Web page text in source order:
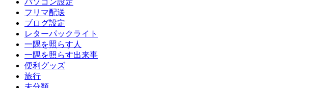
フリマ配送
ブログ設定
レターパックライト
一隅を照らす人
一隅を照らす出来事
便利グッズ
旅行